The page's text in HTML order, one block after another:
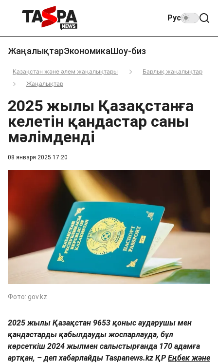
Рус
ЖаңалықтарЭкономикаШоу-биз
Қазақстан және әлем жаңалықтары
Барлық жаңалықтар
Жаңалықтар
08 января 2025 17:20
2025 жылы Қазақстанға
келетін қандастар саны
мәлімденді
Фото: gov.kz
2025 жылы Қазақстан 9653 қоныс аударушы мен
қандастарды қабылдауды жоспарлауда, бұл
көрсеткіш 2024 жылмен салыстырғанда 170 адамға
артқан, – деп хабарлайды Taspanews.kz ҚР Еңбек және